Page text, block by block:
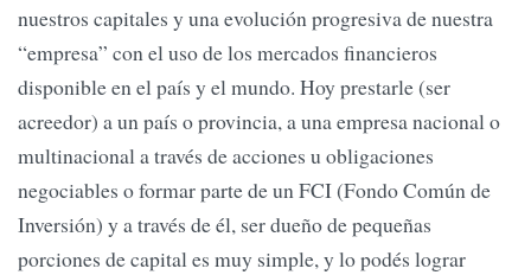
nuestros capitales y una evolución progresiva de nuestra
“empresa” con el uso de los mercados financieros
disponible en el país y el mundo. Hoy prestarle (ser
acreedor) a un país o provincia, a una empresa nacional o
multinacional a través de acciones u obligaciones
negociables o formar parte de un FCI (Fondo Común de
Inversión) y a través de él, ser dueño de pequeñas
porciones de capital es muy simple, y lo podés lograr